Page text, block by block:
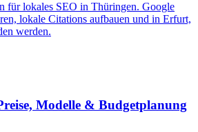
für lokales SEO in Thüringen. Google
lokale Citations aufbauen und in Erfurt,
werden.
Modelle & Budgetplanung